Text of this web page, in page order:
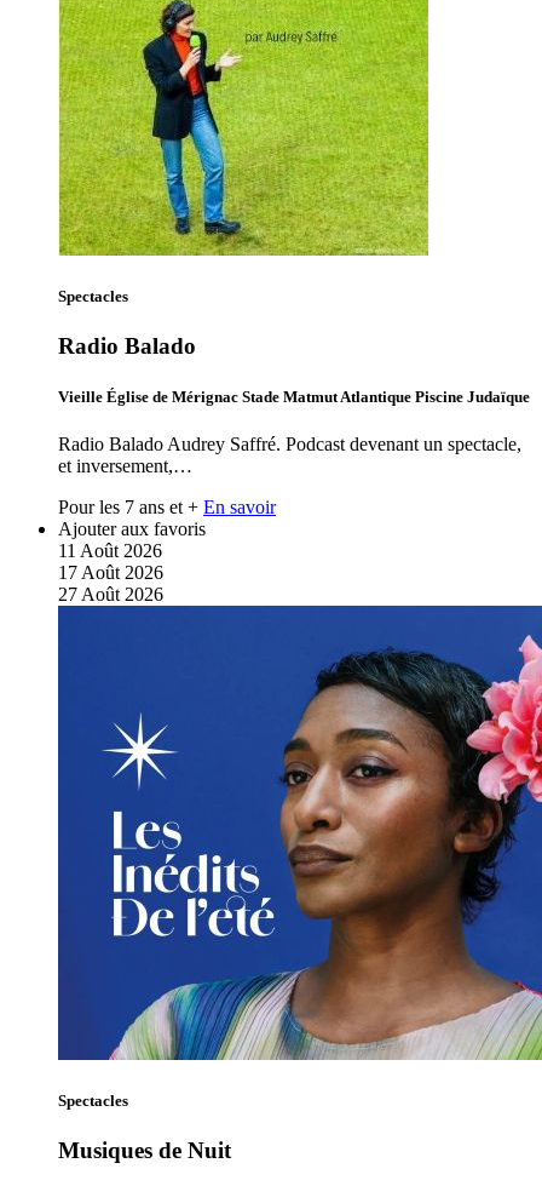
Spectacles
Radio Balado
Vieille Église de Mérignac Stade Matmut Atlantique Piscine Judaïque
Radio Balado Audrey Saffré. Podcast devenant un spectacle,
et inversement,…
Pour les 7 ans et + En savoir
Ajouter aux favoris
11 Août 2026
17 Août 2026
27 Août 2026
Spectacles
Musiques de Nuit